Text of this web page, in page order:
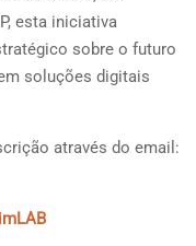
esta iniciativa
sobre o futuro
soluções digitais
através do email: